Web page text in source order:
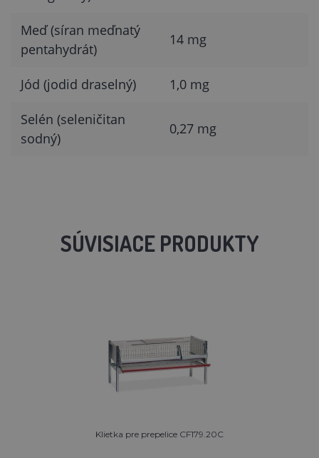
Meď (síran meďnatý
pentahydrát)
14 mg
Jód (jodid draselný) 1,0 mg
Selén (seleničitan
sodný)
0,27 mg
SÚVISIACE PRODUKTY
Klietka pre prepelice CF179.20C